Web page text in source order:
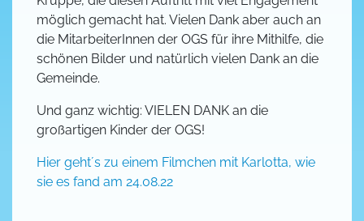
möglich gemacht hat. Vielen Dank aber auch an
die MitarbeiterInnen der OGS für ihre Mithilfe, die
schönen Bilder und natürlich vielen Dank an die
Gemeinde.
Und ganz wichtig: VIELEN DANK an die
großartigen Kinder der OGS!
Hier geht´s zu einem Filmchen mit Karlotta, wie
sie es fand am 24.08.22